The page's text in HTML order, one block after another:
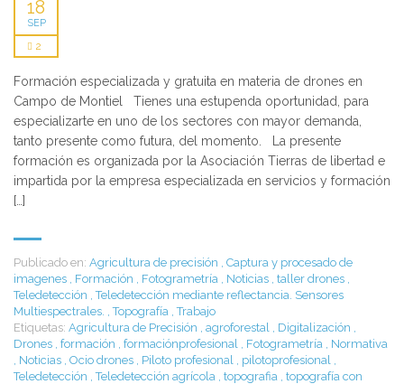
18
SEP
2
Formación especializada y gratuita en materia de drones en
Campo de Montiel Tienes una estupenda oportunidad, para
especializarte en uno de los sectores con mayor demanda,
tanto presente como futura, del momento. La presente
formación es organizada por la Asociación Tierras de libertad e
impartida por la empresa especializada en servicios y formación
[…]
Publicado en: Agricultura de precisión , Captura y procesado de
imagenes , Formación , Fotogrametría , Noticias , taller drones ,
Teledetección , Teledetección mediante reflectancia. Sensores
Multiespectrales. , Topografía , Trabajo
Etiquetas: Agricultura de Precisión , agroforestal , Digitalización ,
Drones , formación , formaciónprofesional , Fotogrametría , Normativa
, Noticias , Ocio drones , Piloto profesional , pilotoprofesional ,
Teledetección , Teledetección agrícola , topografia , topografía con